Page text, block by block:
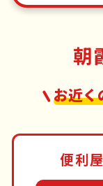
朝
お近く
便利屋